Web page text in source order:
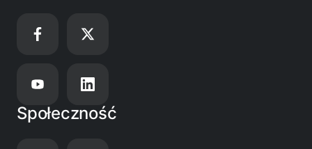
Społeczność